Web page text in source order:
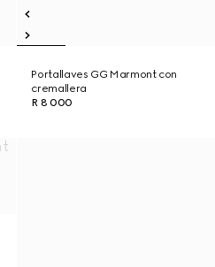
Portallaves GG Marmont con
cremallera
R 8 000